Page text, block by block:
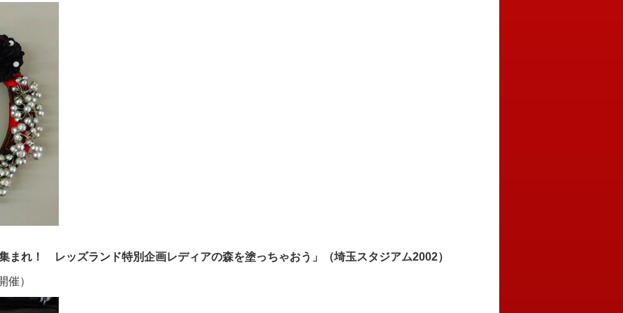
まれ！ レッズランド特別企画レディアの森を塗っちゃおう」（埼玉スタジアム2002）
催）